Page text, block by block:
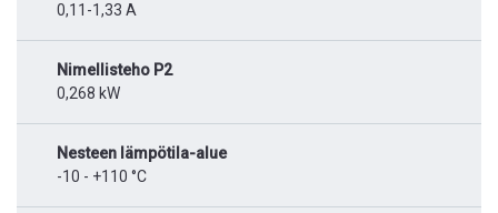
0,11-1,33 A
Nimellisteho P2
0,268 kW
Nesteen lämpötila-alue
-10 - +110 °C